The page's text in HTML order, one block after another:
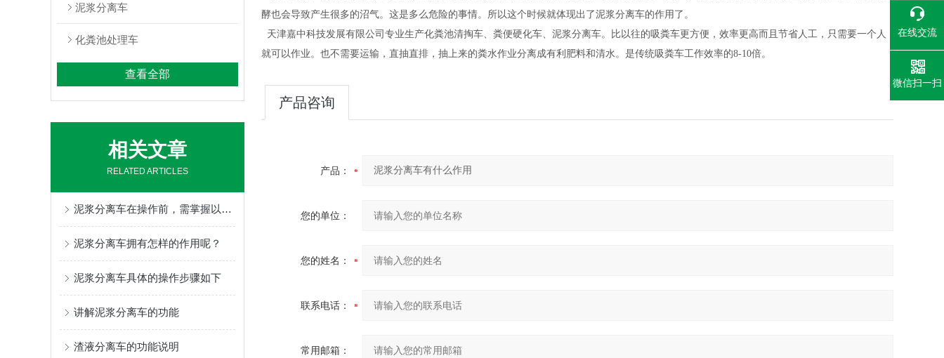
泥浆分离车
化粪池处理车
查看全部
相关文章
RELATED ARTICLES
泥浆分离车在操作前，需掌握以下技巧！
泥浆分离车拥有怎样的作用呢？
泥浆分离车具体的操作步骤如下
讲解泥浆分离车的功能
渣液分离车的功能说明
酵也会导致产生很多的沼气。 这是多么危险的事情。所以这个时候就体现出了泥浆分离车的作用了 。
天津嘉中科技发展有限公司 专业生产化粪池清掏车、粪便硬化车、 泥浆分离车。比以往的吸粪车更方便，效率更高而且节省人工，只需要一个人
就可以作业。也不需要运输，直抽直排，抽上来的粪水作业分离成有利肥料和清水。是传统吸粪车工作效率的8-10倍。
产品咨询
产品：
您的单位：
您的姓名：
联系电话：
常用邮箱：
在线交流
微信扫一扫